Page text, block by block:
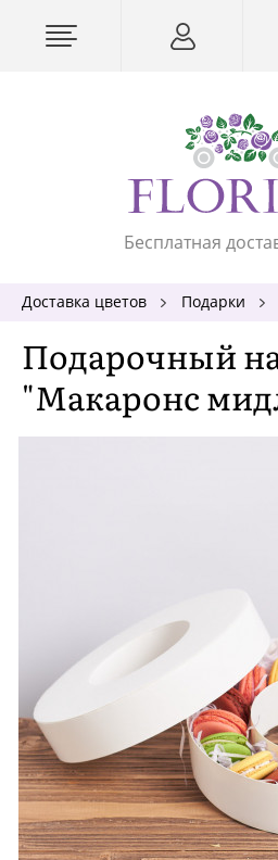
Бесплатная
Доставка цветов Подарки
Подарочный
"Макаронс